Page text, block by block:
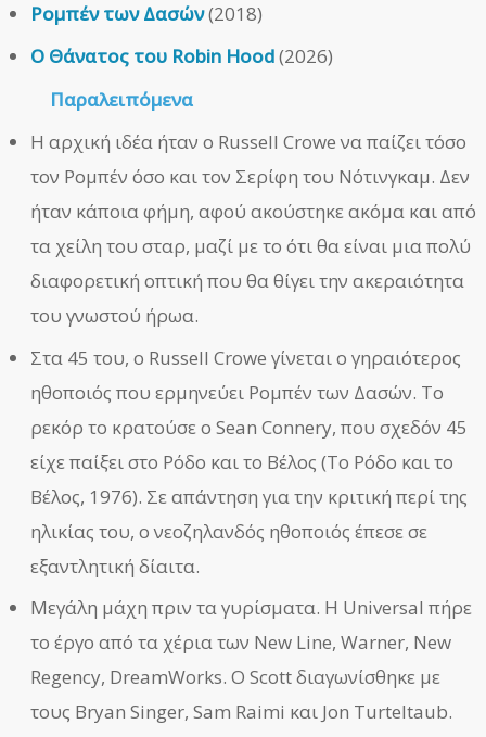
Ρομπέν των Δασών(2018)
Ο Θάνατος του Robin Hood(2026)
Παραλειπόμενα
Η αρχική ιδέα ήταν ο Russell Crowe να παίζει τόσο
τον Ρομπέν όσο και τον Σερίφη του Νότινγκαμ. Δεν
ήταν κάποια φήμη, αφού ακούστηκε ακόμα και από
τα χείλη του σταρ, μαζί με το ότι θα είναι μια πολύ
διαφορετική οπτική που θα θίγει την ακεραιότητα
του γνωστού ήρωα.
Στα 45 του, ο Russell Crowe γίνεται ο γηραιότερος
ηθοποιός που ερμηνεύει Ρομπέν των Δασών. Το
ρεκόρ το κρατούσε ο Sean Connery, που σχεδόν 45
είχε παίξει στο Ρόδο και το Βέλος (Το Ρόδο και το
Βέλος, 1976). Σε απάντηση για την κριτική περί της
ηλικίας του, ο νεοζηλανδός ηθοποιός έπεσε σε
εξαντλητική δίαιτα.
Μεγάλη μάχη πριν τα γυρίσματα. Η Universal πήρε
το έργο από τα χέρια των New Line, Warner, New
Regency, DreamWorks. Ο Scott διαγωνίσθηκε με
τους Bryan Singer, Sam Raimi και Jon Turteltaub.